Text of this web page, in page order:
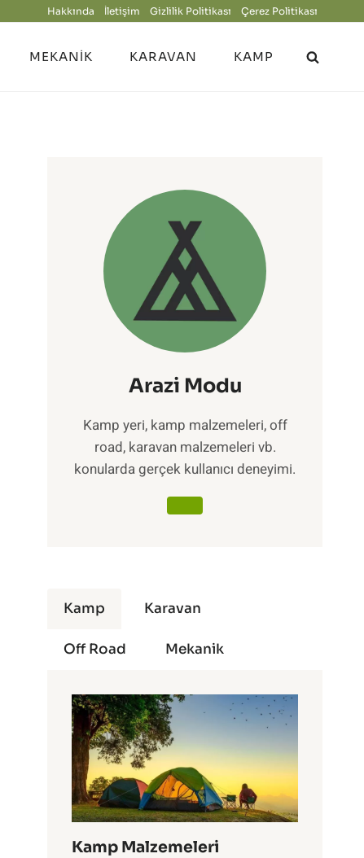
Hakkında İletişim Gizlilik Politikası Çerez Politikası
MEKANIK KARAVAN KAMP
Arazi Modu
Kamp yeri, kamp malzemeleri, off
road, karavan malzemeleri vb.
konularda gerçek kullanıcı deneyimi.
Kamp Karavan
Off Road Mekanik
Kamp Malzemeleri